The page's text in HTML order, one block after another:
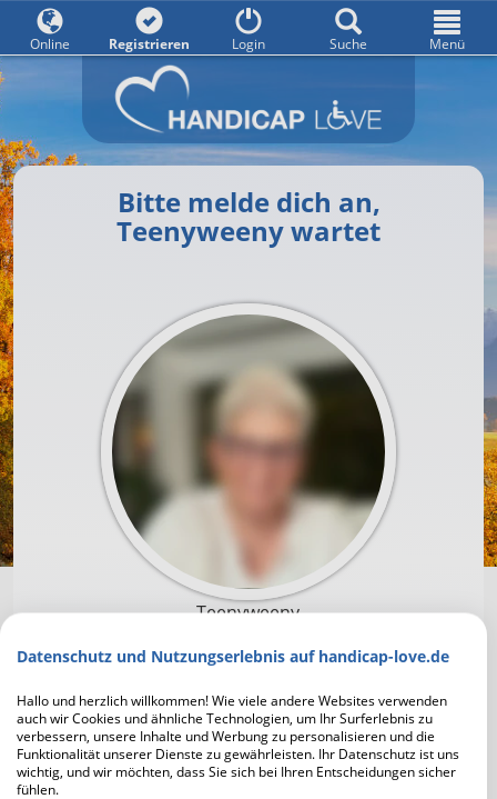
Datenschutz und Nutzungserlebnis auf handicap-love.de
Hallo und herzlich willkommen! Wie viele andere Websites verwenden
auch wir Cookies und ähnliche Technologien, um Ihr Surferlebnis zu
verbessern, unsere Inhalte und Werbung zu personalisieren und die
Funktionalität unserer Dienste zu gewährleisten. Ihr Datenschutz ist uns
wichtig, und wir möchten, dass Sie sich bei Ihren Entscheidungen sicher
fühlen.
Bitte melde dich an,
Teenyweeny wartet
Teenyweeny
Um mit Teenyweeny in Kontakt zu treten und die
Profilfotos scharf zu sehen, musst du dich zuerst
registrieren. Die Anmeldung geht schnell und ist
unverbindlich und kostenlos.
Online Registrieren Login Suche Menü